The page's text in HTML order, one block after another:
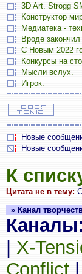
3D Art. Strogg
Конструктор
Медиатека -
Вроде
С Новым 2022
Конкурсы на
Мысли вслух.
Игрок.
Новые
Новые
К
Цитата не в тему:
» Канал
Каналы:
X-
Conflict